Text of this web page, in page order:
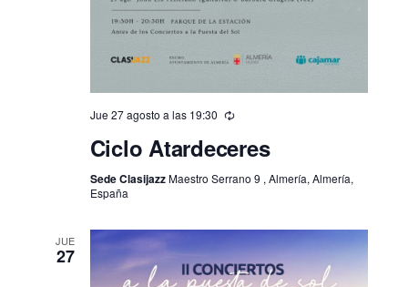
Jue 27 agosto a las 19:30
Ciclo Atardeceres
Sede ClasijazzMaestro Serrano 9 , Almería, Almería,
España
JUE
27